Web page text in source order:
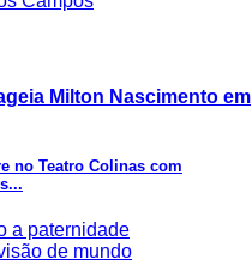
Milton Nascimento em
no Teatro Colinas com